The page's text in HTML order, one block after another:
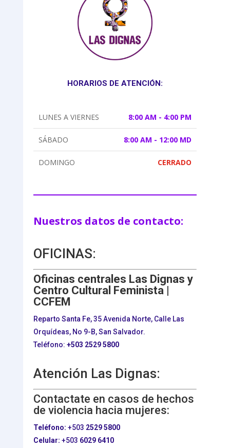
HORARIOS DE ATENCIÓN:
LUNES A VIERNES 8:00 AM - 4:00 PM
SÁBADO 8:00 AM - 12:00 MD
DOMINGO CERRADO
Nuestros datos de contacto:
OFICINAS:
Oficinas centrales Las Dignas y
Centro Cultural Feminista |
CCFEM
Reparto Santa Fe, 35 Avenida Norte, Calle Las
Orquídeas, No 9-B, San Salvador.
Teléfono: +503 2529 5800
Atención Las Dignas:
Contactate en casos de hechos
de violencia hacia mujeres:
Teléfono: +503 2529 5800
Celular: +503 6029 6410